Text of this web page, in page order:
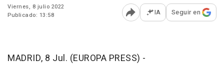
Viernes, 8 julio 2022
Publicado: 13:58
Abrir opciones para
IA Seguir en
MADRID, 8 Jul. (EUROPA PRESS) -